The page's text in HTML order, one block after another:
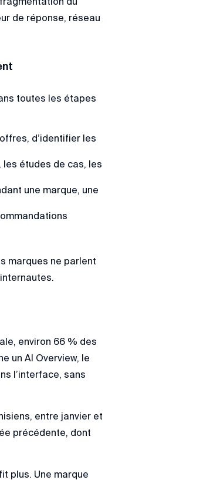
de réponse, réseau
toutes les étapes
d’identifier les
les études de cas, les
une marque, une
marques ne parlent
environ 66 % des
un AI Overview, le
l’interface, sans
entre janvier et
précédente, dont
plus. Une marque